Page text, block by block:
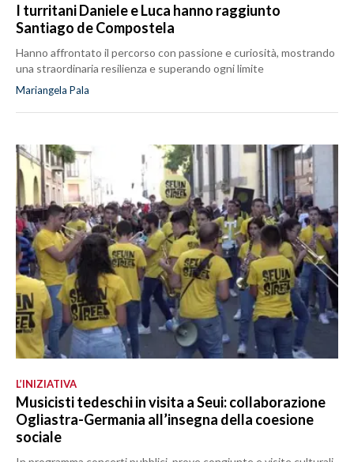
I turritani Daniele e Luca hanno raggiunto
Santiago de Compostela
Hanno affrontato il percorso con passione e curiosità, mostrando
una straordinaria resilienza e superando ogni limite
Mariangela Pala
L’INIZIATIVA
Musicisti tedeschi in visita a Seui: collaborazione
Ogliastra-Germania all’insegna della coesione
sociale